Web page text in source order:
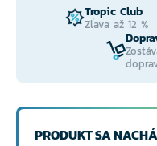
Tropic Club
Zľava až 12 %
PRODUKT SA